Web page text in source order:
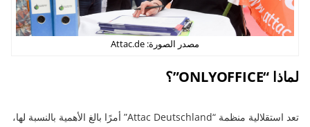
مصدر الصورة: Attac.de
لماذا “ONLYOFFICE”؟
تعد استقلالية منظمة “Attac Deutschland” أمرًا بالغ الأهمية بالنسبة لها،